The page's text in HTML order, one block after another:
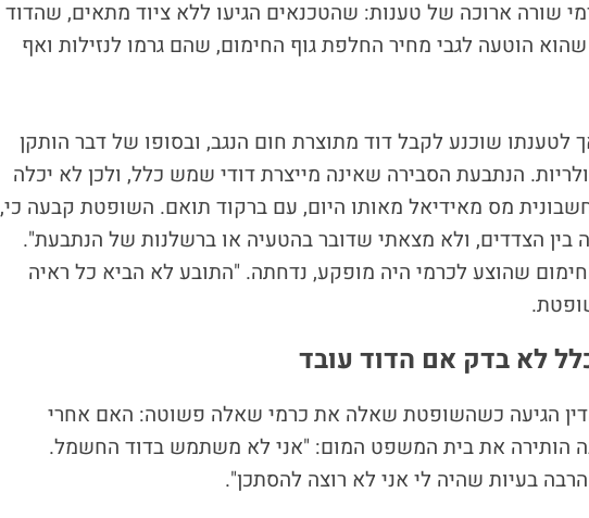
שורה ארוכה של טענות: שהטכנאים הגיעו ללא ציוד מתאים, שהדוד
הוטעה לגבי מחיר החלפת גוף החימום, שהם גרמו לנזילות ואף
לטענתו שוכנע לקבל דוד מתוצרת חום הנגב, ובסופו של דבר הותקן
הנתבעת הסבירה שאינה מייצרת דודי שמש כלל, ולכן לא יכלה
מס מאידיאל מאותו היום, עם ברקוד תואם. השופטת קבעה כי,
בין הצדדים, ולא מצאתי שדובר בהטעיה או ברשלנות של הנתבעת".
שהוצע לכרמי היה מופקע, נדחתה. "התובע לא הביא כל ראיה
לא בדק אם הדוד עובד
הגיעה כשהשופטת שאלה את כרמי שאלה פשוטה: האם אחרי
הותירה את בית המשפט המום: "אני לא משתמש בדוד החשמל.
בעיות שהיה לי אני לא רוצה להסתכן".